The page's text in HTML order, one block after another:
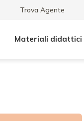
Trova Agente
Materiali didattici